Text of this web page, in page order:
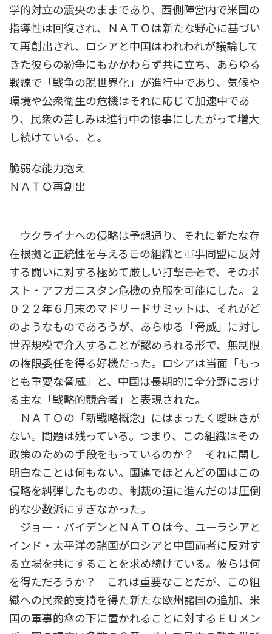
学的対立の震央のままであり、西側陣営内で米国の
指導性は回復され、ＮＡＴＯは新たな野心に基づい
て再創出され、ロシアと中国はわれわれが議論して
きた彼らの紛争にもかかわらず共に立ち、あらゆる
戦線で「戦争の脱世界化」が進行中であり、気候や
環境や公衆衛生の危機はそれに応じて加速中であ
り、民衆の苦しみは進行中の惨事にしたがって増大
し続けている、と。
脆弱な能力抱え
ＮＡＴＯ再創出
ウクライナへの侵略は予想通り、それに新たな存
在根拠と正統性を与える――この組織と軍事同盟に反対
する闘いに対する極めて厳しい打撃――ことで、そのポ
スト・アフガニスタン危機の克服を可能にした。２
０２２年６月末のマドリードサミットは、それがど
のようなものであろうが、あらゆる「脅威」に対し
世界規模で介入することが認められる形で、無制限
の権限委任を得る好機だった。ロシアは当面「もっ
とも重要な脅威」と、中国は長期的に全分野におけ
る主な「戦略的競合者」と表現された。
ＮＡＴＯの「新戦略概念」にはまったく曖昧さが
ない。問題は残っている。つまり、この組織はその
政策のための手段をもっているのか？ それに関し
明白なことは何もない。国連でほとんどの国はこの
侵略を糾弾したものの、制裁の道に進んだのは圧倒
的な少数派にすぎなかった。
ジョー・バイデンとＮＡＴＯは今、ユーラシアと
インド・太平洋の諸国がロシアと中国両者に反対す
る立場を共にすることを求め続けている。彼らは何
を得ただろうか？ これは重要なことだが、この組
織への民衆的支持を得た新たな欧州諸国の追加、米
国の軍事的傘の下に置かれることに対するＥＵメン